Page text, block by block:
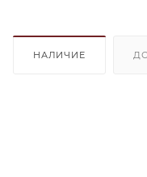
НАЛИЧИЕ